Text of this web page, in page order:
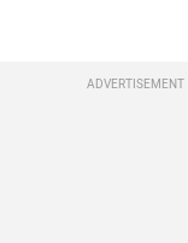
ADVERTISEMENT